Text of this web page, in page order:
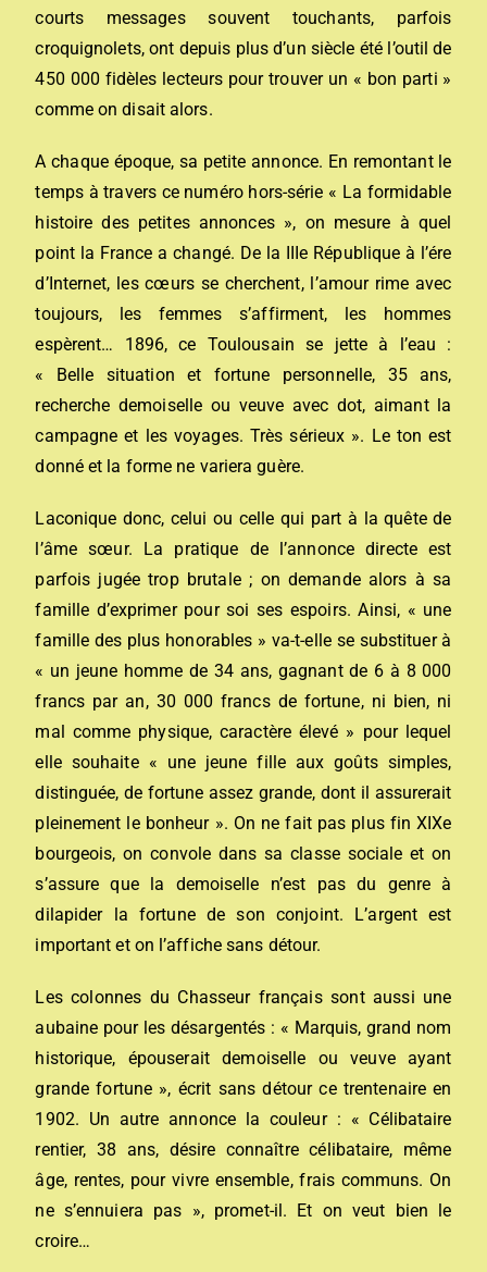
courts messages souvent touchants, parfois
croquignolets, ont depuis plus d’un siècle été l’outil de
450 000 fidèles lecteurs pour trouver un « bon parti »
comme on disait alors.
A chaque époque, sa petite annonce. En remontant le
temps à travers ce numéro hors-série « La formidable
histoire des petites annonces », on mesure à quel
point la France a changé. De la IIIe République à l’ére
d’Internet, les cœurs se cherchent, l’amour rime avec
toujours, les femmes s’affirment, les hommes
espèrent… 1896, ce Toulousain se jette à l’eau :
« Belle situation et fortune personnelle, 35 ans,
recherche demoiselle ou veuve avec dot, aimant la
campagne et les voyages. Très sérieux ». Le ton est
donné et la forme ne variera guère.
Laconique donc, celui ou celle qui part à la quête de
l’âme sœur. La pratique de l’annonce directe est
parfois jugée trop brutale ; on demande alors à sa
famille d’exprimer pour soi ses espoirs. Ainsi, « une
famille des plus honorables » va-t-elle se substituer à
« un jeune homme de 34 ans, gagnant de 6 à 8 000
francs par an, 30 000 francs de fortune, ni bien, ni
mal comme physique, caractère élevé » pour lequel
elle souhaite « une jeune fille aux goûts simples,
distinguée, de fortune assez grande, dont il assurerait
pleinement le bonheur ». On ne fait pas plus fin XIXe
bourgeois, on convole dans sa classe sociale et on
s’assure que la demoiselle n’est pas du genre à
dilapider la fortune de son conjoint. L’argent est
important et on l’affiche sans détour.
Les colonnes du Chasseur français sont aussi une
aubaine pour les désargentés : « Marquis, grand nom
historique, épouserait demoiselle ou veuve ayant
grande fortune », écrit sans détour ce trentenaire en
1902. Un autre annonce la couleur : « Célibataire
rentier, 38 ans, désire connaître célibataire, même
âge, rentes, pour vivre ensemble, frais communs. On
ne s’ennuiera pas », promet-il. Et on veut bien le
croire…